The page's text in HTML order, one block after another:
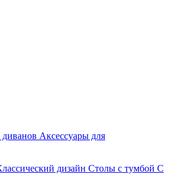
Аксессуары для
дизайн Столы с тумбой С